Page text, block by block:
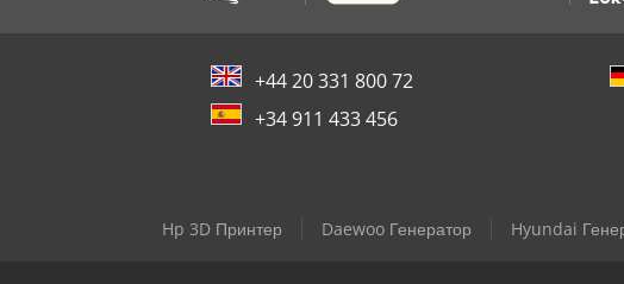
+44 20 331 800 72
+34 911 433 456
Hp 3D Принтер Daewoo Генератор Hyundai